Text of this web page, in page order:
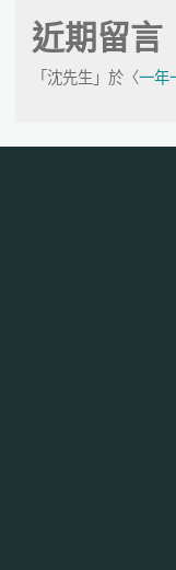
近期留言
「 沈先生 」於〈一年